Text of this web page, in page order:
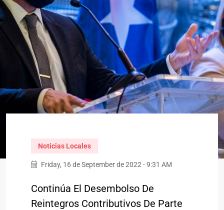
Noticias Locales
Friday, 16 de September de 2022 - 9:31 AM
Continúa El Desembolso De
Reintegros Contributivos De Parte